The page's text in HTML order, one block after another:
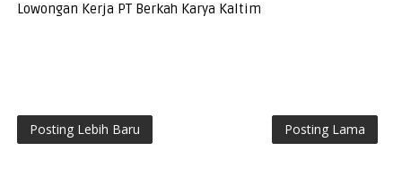
Lowongan Kerja PT Berkah Karya Kaltim
Posting Lebih Baru Posting Lama